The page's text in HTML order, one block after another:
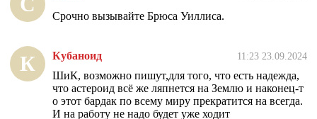
Срочно вызывайте Брюса Уиллиса.
К Кубаноид 11:23 23.09.2024
ШиК, возможно пишут,для того, что есть надежда,
что астероид всё же ляпнется на Землю и наконец-т
о этот бардак по всему миру прекратится на всегда.
И на работу не надо будет уже ходит